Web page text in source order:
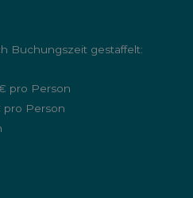
Buchungszeit gestaffelt:
pro Person
pro Person